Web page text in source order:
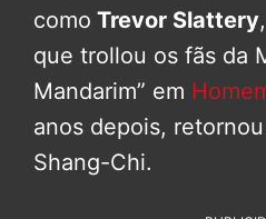
como Trevor Slattery
que trollou os fãs da
Mandarim” em
anos depois,
Shang-Chi.